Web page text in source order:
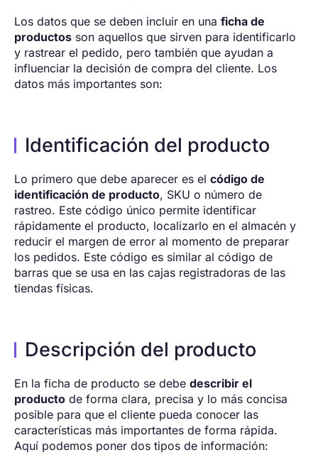
Los datos que se deben incluir en una ficha de
productos son aquellos que sirven para identificarlo
y rastrear el pedido, pero también que ayudan a
influenciar la decisión de compra del cliente. Los
datos más importantes son:
Identificación del producto
Lo primero que debe aparecer es el código de
identificación de producto, SKU o número de
rastreo. Este código único permite identificar
rápidamente el producto, localizarlo en el almacén y
reducir el margen de error al momento de preparar
los pedidos. Este código es similar al código de
barras que se usa en las cajas registradoras de las
tiendas físicas.
Descripción del producto
En la ficha de producto se debe describir el
producto de forma clara, precisa y lo más concisa
posible para que el cliente pueda conocer las
características más importantes de forma rápida.
Aquí podemos poner dos tipos de información: